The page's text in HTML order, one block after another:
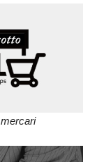
mercari